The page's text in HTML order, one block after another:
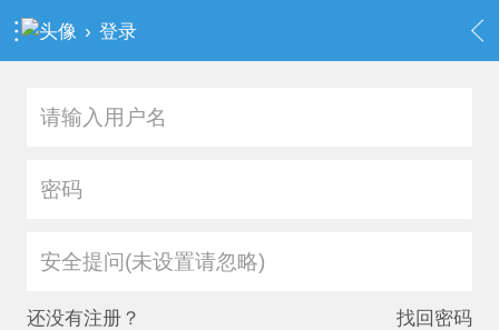
› 登录
安全提问(未设置请忽略)
还没有注册？ 找回密码